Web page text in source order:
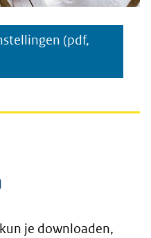
(pdf,
je downloaden,